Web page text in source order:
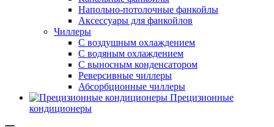
Напольно-потолочные фанкойлы
Аксессуары для фанкойлов
Чиллеры
С воздушным охлаждением
С водяным охлаждением
С выносным конденсатором
Реверсивные чиллеры
Абсорбционные чиллеры
Прецизионные
кондиционеры